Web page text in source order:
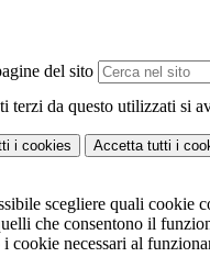
del sito
terzi da questo utilizzati si
i cookies Accetta tutti i
scegliere quali cookie
che consentono il
cookie necessari al